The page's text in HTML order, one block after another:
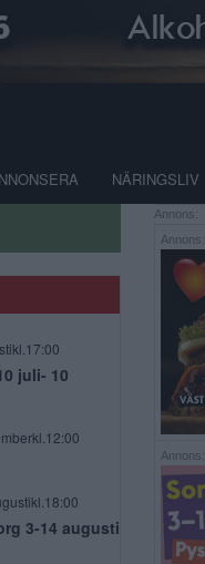
NÄRINGSLIV
juli- 10
3-14 augusti
Annons:
Annons:
Annons: